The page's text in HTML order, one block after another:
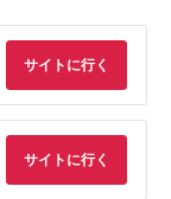
サイトに行く
サイトに行く